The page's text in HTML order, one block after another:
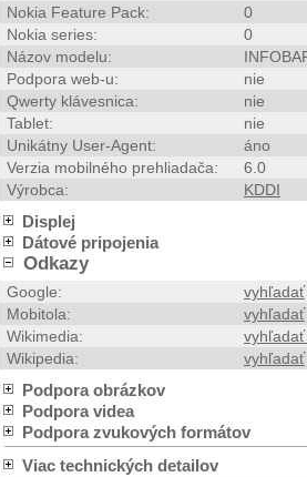
Nokia Feature Pack:
0
Nokia series:
0
Názov modelu:
Podpora web-u:
nie
Qwerty klávesnica:
nie
Tablet:
nie
Unikátny User-Agent:
áno
Verzia mobilného prehliadača:
6.0
Výrobca:
KDDI
Displej
Dátové pripojenia
Odkazy
Google:
vyhľadať
Mobitola:
vyhľadať
Wikimedia:
Wikipedia:
vyhľadať
Podpora obrázkov
Podpora videa
Podpora zvukových formátov
Viac technických detailov